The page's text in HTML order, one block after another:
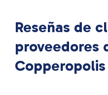
Reseñas de
proveedores
Copperopolis